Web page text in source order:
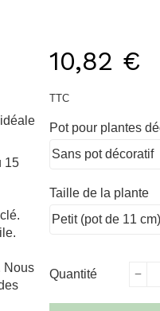
15
Nous
10,82 €
TTC
Pot pour plantes
Taille de la plante
Quantité